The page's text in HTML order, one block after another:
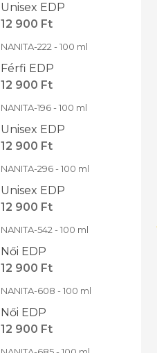
Unisex EDP
12 900 Ft
NANITA-222 - 100 ml
Férfi EDP
12 900 Ft
NANITA-196 - 100 ml
Unisex EDP
12 900 Ft
NANITA-296 - 100 ml
Unisex EDP
12 900 Ft
NANITA-542 - 100 ml
Női EDP
12 900 Ft
NANITA-608 - 100 ml
Női EDP
12 900 Ft